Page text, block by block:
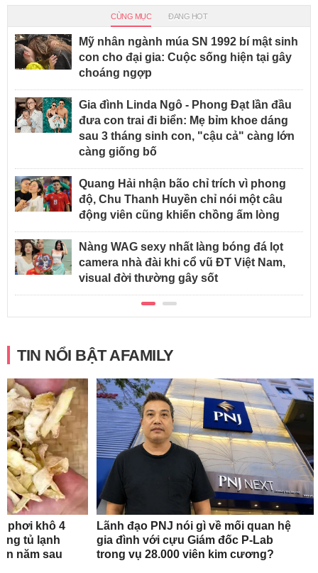
CÙNG MỤC ĐANG HOT
Mỹ nhân ngành múa SN 1992 bí mật sinh
con cho đại gia: Cuộc sống hiện tại gây
choáng ngợp
Gia đình Linda Ngô - Phong Đạt lần đầu
đưa con trai đi biển: Mẹ bỉm khoe dáng
sau 3 tháng sinh con, "cậu cả" càng lớn
càng giống bố
Quang Hải nhận bão chỉ trích vì phong
độ, Chu Thanh Huyền chỉ nói một câu
động viên cũng khiến chồng ấm lòng
Nàng WAG sexy nhất làng bóng đá lọt
camera nhà đài khi cổ vũ ĐT Việt Nam,
visual đời thường gây sốt
TIN NỔI BẬT AFAMILY
phơi khô 4
tủ lạnh
năm sau
Lãnh đạo PNJ nói gì về mối quan hệ
gia đình với cựu Giám đốc P-Lab
trong vụ 28.000 viên kim cương?